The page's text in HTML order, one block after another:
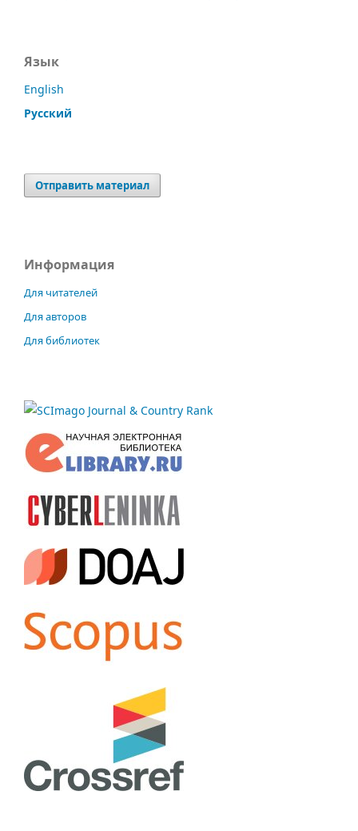
Язык
English
Русский
Отправить материал
Информация
Для читателей
Для авторов
Для библиотек